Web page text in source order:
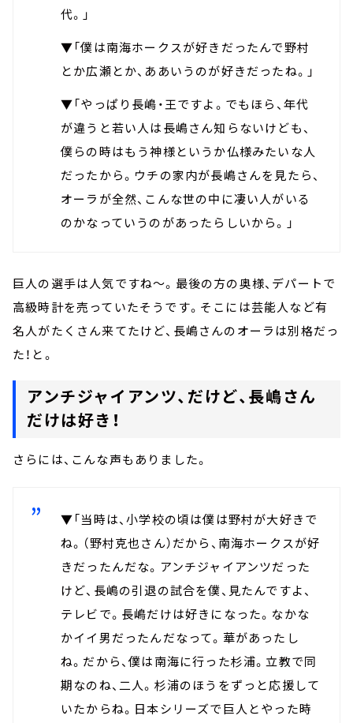
代。」
▼「僕は南海ホークスが好きだったんで野村
とか広瀬とか、ああいうのが好きだったね。」
▼「やっぱり長嶋・王ですよ。でもほら、年代
が違うと若い人は長嶋さん知らないけども、
僕らの時はもう神様というか仏様みたいな人
だったから。ウチの家内が長嶋さんを見たら、
オーラが全然、こんな世の中に凄い人がいる
のかなっていうのがあったらしいから。」
巨人の選手は人気ですね～。最後の方の奥様、デパートで
高級時計を売っていたそうです。そこには芸能人など有
名人がたくさん来てたけど、長嶋さんのオーラは別格だっ
た！と。
アンチジャイアンツ、だけど、長嶋さん
だけは好き！
さらには、こんな声もありました。
▼「当時は、小学校の頃は僕は野村が大好きで
ね。（野村克也さん）だから、南海ホークスが好
きだったんだな。アンチジャイアンツだった
けど、長嶋の引退の試合を僕、見たんですよ、
テレビで。長嶋だけは好きになった。なかな
かイイ男だったんだなって。華があったし
ね。だから、僕は南海に行った杉浦。立教で同
期なのね、二人。杉浦のほうをずっと応援して
いたからね。日本シリーズで巨人とやった時